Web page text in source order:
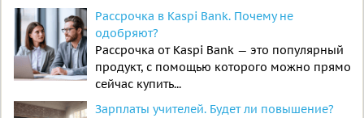
Рассрочка в Kaspi Bank. Почему не
одобряют?
Рассрочка от Kaspi Bank — это популярный
продукт, с помощью которого можно прямо
сейчас купить...
Зарплаты учителей. Будет ли повышение?